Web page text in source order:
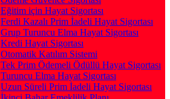
Eğitim için Hayat Sigortası
Ferdi Kazalı Prim İadeli Hayat Sigortası
Grup Turuncu Elma Hayat Sigortası
Kredi Hayat Sigortası
Otomatik Katılım Sistemi
Tek Prim Ödemeli Ödüllü Hayat Sigortası
Turuncu Elma Hayat Sigortası
Uzun Süreli Prim İadeli Hayat Sigortası